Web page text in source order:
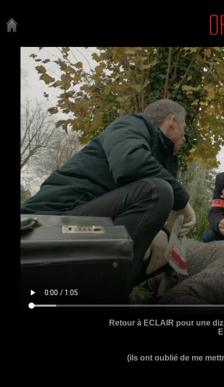
Retour à ECLAIR pour une
(ils ont oublié de me